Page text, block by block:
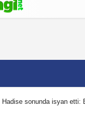
Çerez Politikası
Hadise sonunda isyan etti: